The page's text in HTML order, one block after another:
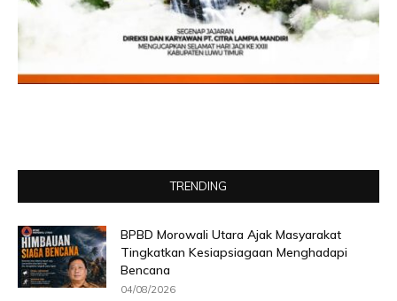
TRENDING
BPBD Morowali Utara Ajak Masyarakat
Tingkatkan Kesiapsiagaan Menghadapi
Bencana
04/08/2026